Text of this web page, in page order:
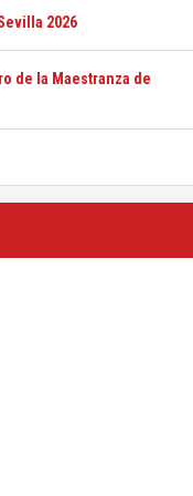
2026
de la Maestranza de